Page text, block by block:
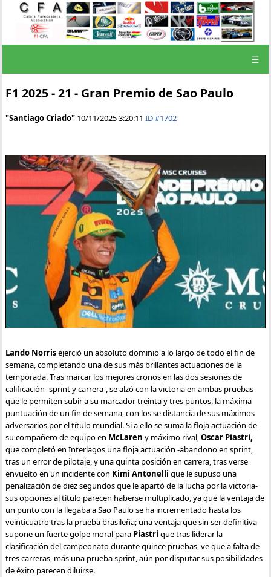
☰
F1 2025 - 21 - Gran Premio de Sao Paulo
"Santiago Criado" 10/11/2025 3:20:11 ID #1702
Lando Norrisejerció un absoluto dominio a lo largo de todo el fin de
semana, completando una de sus más brillantes actuaciones de la
temporada. Tras marcar los mejores cronos en las dos sesiones de
calificación -sprint y carrera-, se alzó con la victoria en ambas pruebas
que le permiten subir a su marcador treinta y tres puntos, la máxima
puntuación de un fin de semana, con los se distancia de sus máximos
adversarios por el título mundial. Si a ello se suma la floja actuación de
su compañero de equipo en McLaren y máximo rival,Oscar Piastri,
que completó en Interlagos una floja actuación -abandono en sprint,
tras un error de pilotaje, y una quinta posición en carrera, tras verse
envuelto en un incidente con Kimi Antonelli que le supuso una
penalización de diez segundos que le apartó de la lucha por la victoria-
sus opciones al título parecen haberse multiplicado, ya que la ventaja de
un punto con la llegaba a Sao Paulo se ha incrementado hasta los
veinticuatro tras la prueba brasileña; una ventaja que sin ser definitiva
supone un fuerte golpe moral para Piastri que tras liderar la
clasificación del campeonato durante quince pruebas, ve que a falta de
tres carreras, más una prueba sprint, aún por disputar sus posibilidades
de éxito parecen diluirse.